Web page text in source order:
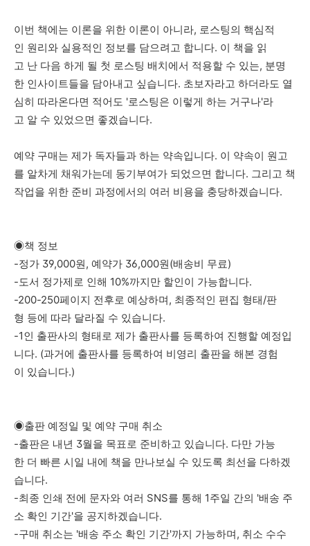
이번 책에는 이론을 위한 이론이 아니라, 로스팅의 핵심적
인 원리와 실용적인 정보를 담으려고 합니다. 이 책을 읽
고 난 다음 하게 될 첫 로스팅 배치에서 적용할 수 있는, 분명
한 인사이트들을 담아내고 싶습니다. 초보자라고 하더라도 열
심히 따라온다면 적어도 '로스팅은 이렇게 하는 거구나'라
고 알 수 있었으면 좋겠습니다.
예약 구매는 제가 독자들과 하는 약속입니다. 이 약속이 원고
를 알차게 채워가는데 동기부여가 되었으면 합니다. 그리고 책
작업을 위한 준비 과정에서의 여러 비용을 충당하겠습니다.
◉책 정보
-정가 39,000원, 예약가 36,000원(배송비 무료)
-도서 정가제로 인해 10%까지만 할인이 가능합니다.
-200-250페이지 전후로 예상하며, 최종적인 편집 형태/판
형 등에 따라 달라질 수 있습니다.
-1인 출판사의 형태로 제가 출판사를 등록하여 진행할 예정입
니다. (과거에 출판사를 등록하여 비영리 출판을 해본 경험
이 있습니다.)
◉출판 예정일 및 예약 구매 취소
-출판은 내년 3월을 목표로 준비하고 있습니다. 다만 가능
한 더 빠른 시일 내에 책을 만나보실 수 있도록 최선을 다하겠
습니다.
-최종 인쇄 전에 문자와 여러 SNS를 통해 1주일 간의 '배송 주
소 확인 기간'을 공지하겠습니다.
-구매 취소는 '배송 주소 확인 기간'까지 가능하며, 취소 수수